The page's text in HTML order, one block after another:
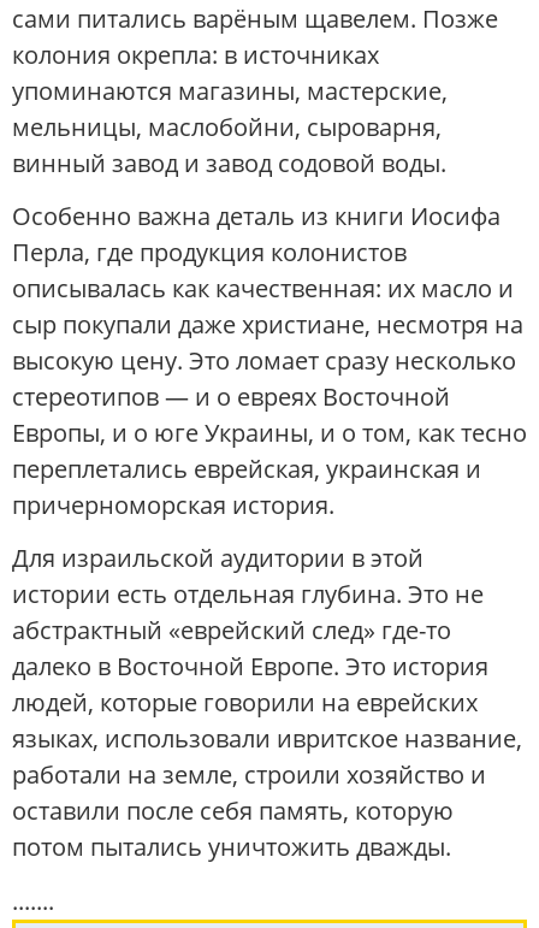
сами питались варёным щавелем. Позже
колония окрепла: в источниках
упоминаются магазины, мастерские,
мельницы, маслобойни, сыроварня,
винный завод и завод содовой воды.
Особенно важна деталь из книги Иосифа
Перла, где продукция колонистов
описывалась как качественная: их масло и
сыр покупали даже христиане, несмотря на
высокую цену. Это ломает сразу несколько
стереотипов — и о евреях Восточной
Европы, и о юге Украины, и о том, как тесно
переплетались еврейская, украинская и
причерноморская история.
Для израильской аудитории в этой
истории есть отдельная глубина. Это не
абстрактный «еврейский след» где-то
далеко в Восточной Европе. Это история
людей, которые говорили на еврейских
языках, использовали ивритское название,
работали на земле, строили хозяйство и
оставили после себя память, которую
потом пытались уничтожить дважды.
.......